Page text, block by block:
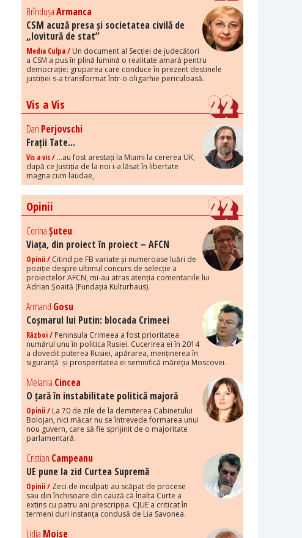
BrîndușaArmanca
CSM acuză presa și societatea civilă de
„lovitură de stat”
Media Culpa / Un document al Secției de judecători
a CSM a pus în plină lumină o realitate amară pentru
democrație: gruparea care conduce în prezent destinele
justiției s-a transformat într-o oligarhie periculoasă.
Vis a Vis
Dan Perjovschi
Frații Tate...
Vis a vis / ...au fost arestați la Miami la cererea UK,
după ce Justiția de la noi i-a lăsat în libertate
magna cum laudae,
Opinii
CorinaȘuteu
Viața, din proiect în proiect – AFCN
Opinii / Citind pe FB variate și numeroase luări de
poziție despre ultimul concurs de selecție a
proiectelor AFCN, mi-au atras atenția comentariile lui
Adrian Șoaită (Fundația Kulturhaus).
Armand Gosu
Coșmarul lui Putin: blocada Crimeei
Război / Peninsula Crimeea a fost prioritatea
numărul unu în politica Rusiei. Cucerirea ei în 2014
a dovedit puterea Rusiei, apărarea, menținerea în
siguranță și prosperitatea ei semnifică măreția Moscovei.
Melania Cincea
O țară în instabilitate politică majoră
Opinii / La 70 de zile de la demiterea Cabinetului
Bolojan, nici măcar nu se întrevede formarea unui
nou guvern, care să fie sprijinit de o majoritate
parlamentară.
Cristian Campeanu
UE pune la zid Curtea Supremă
Opinii / Zeci de inculpați au scăpat de procese
sau din închisoare din cauză că Înalta Curte a
extins cu patru ani prescripția. CJUE a criticat în
termeni duri instanța condusă de Lia Savonea.
Lidia Moise